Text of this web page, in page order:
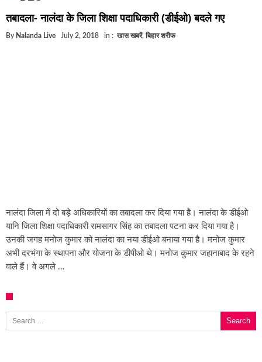
में एक और सिक्स लेन की मंजूरी.. जानिए किन-किन जिलों से गुजरेगा ?
तबादला- नालंदा के जिला शिक्षा पदाधिकारी (डीईओ) बदले गए
By Nalanda Live July 2, 2018 in : खास खबरें, बिहार शरीफ
नालंदा जिला में दो बड़े अधिकारियों का तबादला कर दिया गया है। नालंदा के डीईओ
यानि जिला शिक्षा पदाधिकारी रामसागर सिंह का तबादला पटना कर दिया गया है।
उनकी जगह मनोज कुमार को नालंदा का नया डीईओ बनाया गया है। मनोज कुमार
अभी दरभंगा के स्थापना और योजना के डीपीओ थे। मनोज कुमार जहानाबाद के रहने
वाले हैं। वे अगले …
Search for: